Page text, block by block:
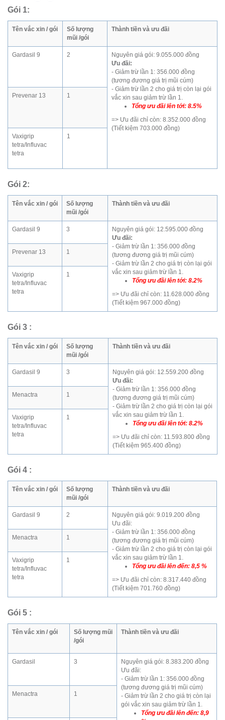
Gói 1:
Tên vắc xin / gói
Số lượng
mũi /gói
Thành tiền và ưu đãi
Gardasil 9 2
Nguyên giá gói: 9.055.000 đồng
Ưu đãi:
- Giảm trừ lần 1: 356.000 đồng
(tương đương giá trị mũi cúm)
- Giảm trừ lần 2 cho giá trị còn lại gói
vắc xin sau giảm trừ lần 1.
Tổng ưu đãi lên tới: 8.5%
=> Ưu đãi chỉ còn: 8.352.000 đồng
(Tiết kiệm 703.000 đồng)
Prevenar 13 1
Vaxigrip
tetra/Influvac
tetra
1
Gói 2:
Tên vắc xin / gói
Số lượng
mũi /gói
Thành tiền và ưu đãi
Gardasil 9 3
Nguyên giá gói: 12.595.000 đồng
Ưu đãi:
- Giảm trừ lần 1: 356.000 đồng
(tương đương giá trị mũi cúm)
- Giảm trừ lần 2 cho giá trị còn lại gói
vắc xin sau giảm trừ lần 1.
Tổng ưu đãi lên tới: 8.2%
=> Ưu đãi chỉ còn: 11.628.000 đồng
(Tiết kiệm 967.000 đồng)
Prevenar 13 1
Vaxigrip
tetra/Influvac
tetra
1
Gói 3 :
Tên vắc xin / gói
Số lượng
mũi /gói
Thành tiền và ưu đãi
Gardasil 9 3
Nguyên giá gói: 12.559.200 đồng
Ưu đãi:
- Giảm trừ lần 1: 356.000 đồng
(tương đương giá trị mũi cúm)
- Giảm trừ lần 2 cho giá trị còn lại gói
vắc xin sau giảm trừ lần 1.
Tổng ưu đãi lên tới: 8.2%
=> Ưu đãi chỉ còn: 11.593.800 đồng
(Tiết kiệm 965.400 đồng)
Menactra 1
Vaxigrip
tetra/Influvac
tetra
1
Gói 4 :
Tên vắc xin / gói
Số lượng
mũi /gói
Thành tiền và ưu đãi
Gardasil 9 2
Nguyên giá gói: 9.019.200 đồng
Ưu đãi:
- Giảm trừ lần 1: 356.000 đồng
(tương đương giá trị mũi cúm)
- Giảm trừ lần 2 cho giá trị còn lại gói
vắc xin sau giảm trừ lần 1.
Tổng ưu đãi lên đến: 8,5 %
=> Ưu đãi chỉ còn: 8.317.440 đồng
(Tiết kiệm 701.760 đồng)
Menactra 1
Vaxigrip
tetra/Influvac
tetra
1
Gói 5 :
Tên vắc xin / gói
Số lượng mũi
/gói
Thành tiền và ưu đãi
Gardasil 3
Nguyên giá gói: 8.383.200 đồng
Ưu đãi:
- Giảm trừ lần 1: 356.000 đồng
(tương đương giá trị mũi cúm)
- Giảm trừ lần 2 cho giá trị còn lại
gói vắc xin sau giảm trừ lần 1.
Tổng ưu đãi lên đến: 8,9
Menactra 1